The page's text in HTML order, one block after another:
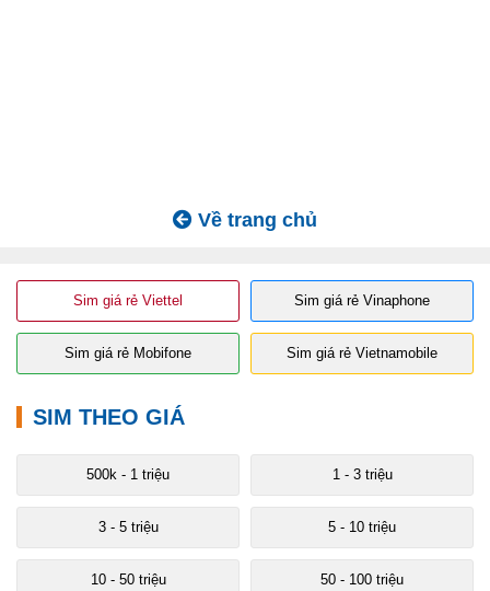
Về trang chủ
Sim giá rẻ Viettel Sim giá rẻ Vinaphone
Sim giá rẻ Mobifone Sim giá rẻ Vietnamobile
SIM THEO GIÁ
500k - 1 triệu 1 - 3 triệu
3 - 5 triệu 5 - 10 triệu
10 - 50 triệu 50 - 100 triệu